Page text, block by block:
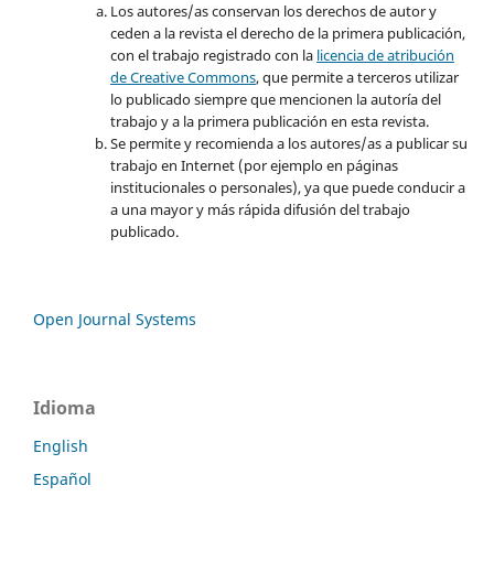
Los autores/as conservan los derechos de autor y
ceden a la revista el derecho de la primera publicación,
con el trabajo registrado con la licencia de atribución
de Creative Commons, que permite a terceros utilizar
lo publicado siempre que mencionen la autoría del
trabajo y a la primera publicación en esta revista.
Se permite y recomienda a los autores/as a publicar su
trabajo en Internet (por ejemplo en páginas
institucionales o personales), ya que puede conducir a
a una mayor y más rápida difusión del trabajo
publicado.
Open Journal Systems
Idioma
English
Español